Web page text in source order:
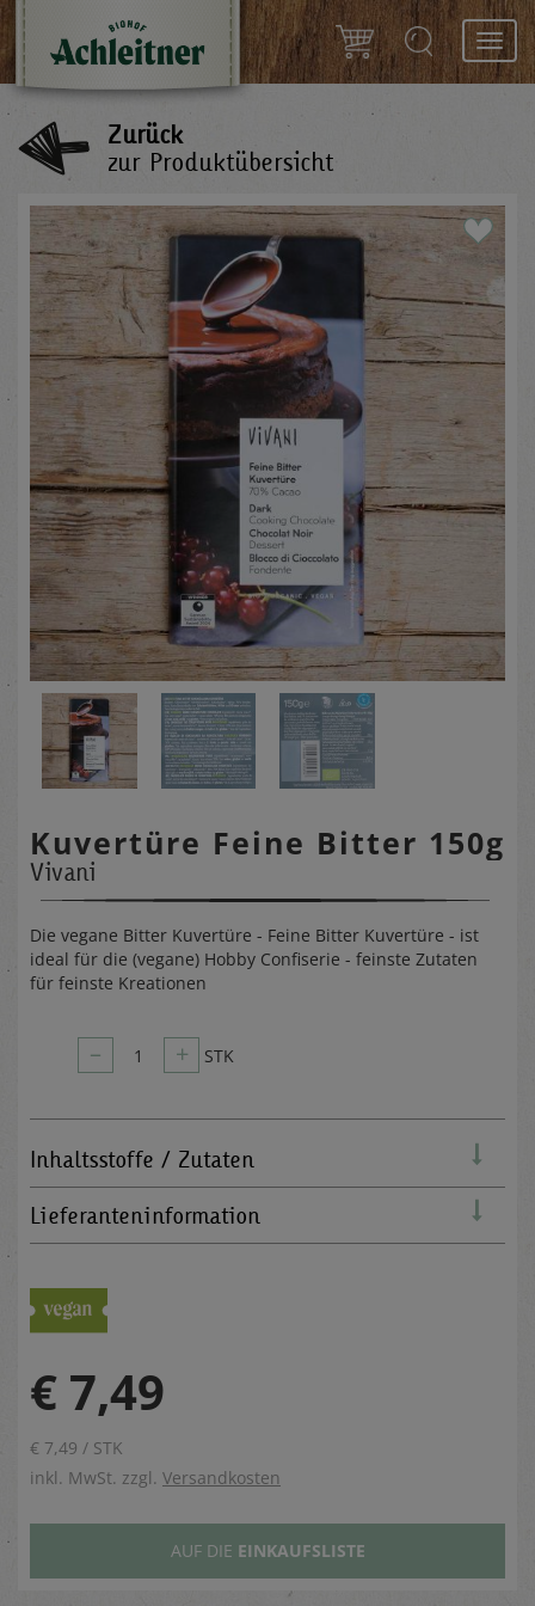
Zurück
zur Produktübersicht
Kuvertüre Feine Bitter 150g
Vivani
Die vegane Bitter Kuvertüre - Feine Bitter Kuvertüre - ist
ideal für die (vegane) Hobby Confiserie - feinste Zutaten
für feinste Kreationen
– 1 + STK
Inhaltsstoffe / Zutaten
Lieferanteninformation
€ 7,49
€ 7,49 / STK
inkl. MwSt. zzgl. Versandkosten
AUF DIE EINKAUFSLISTE